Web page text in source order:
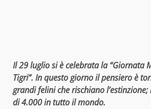
Il 29 luglio si è celebrata la “Giornata
Tigri”. In questo giorno il pensiero è
grandi felini che rischiano
di 4.000 in tutto il mondo.